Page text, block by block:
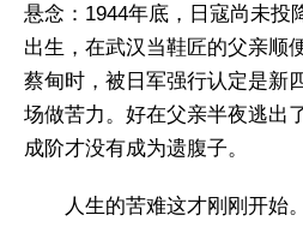
悬念：1944年底，日寇尚未投
出生，在武汉当鞋匠的父亲顺
蔡甸时，被日军强行认定是新
场做苦力。好在父亲半夜逃出
成阶才没有成为遗腹子。
人生的苦难这才刚刚开始